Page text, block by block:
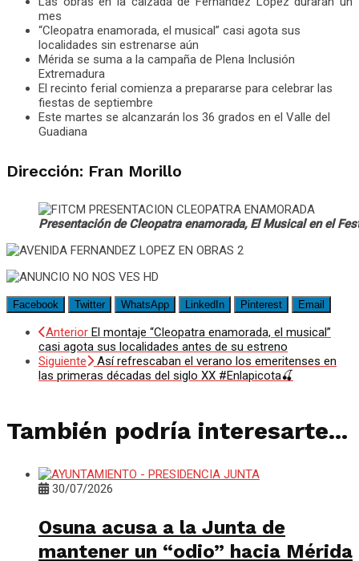
mes
“Cleopatra enamorada, el musical” casi agota sus
localidades sin estrenarse aún
Mérida se suma a la campaña de Plena Inclusión
Extremadura
El recinto ferial comienza a prepararse para celebrar las
fiestas de septiembre
Este martes se alcanzarán los 36 grados en el Valle del
Guadiana
Dirección: Fran Morillo
Presentación de Cleopatra enamorada, El Musical en el
Facebook Twitter WhatsApp LinkedIn Pinterest Email
Anterior El montaje “Cleopatra enamorada, el musical”
casi agota sus localidades antes de su estreno
Siguiente
Así refrescaban el verano los emeritenses en
las primeras décadas del siglo XX #Enlapicota🍒
También podría interesarte...
30/07/2026
Osuna acusa a la Junta de
mantener un “odio” hacia Mérida